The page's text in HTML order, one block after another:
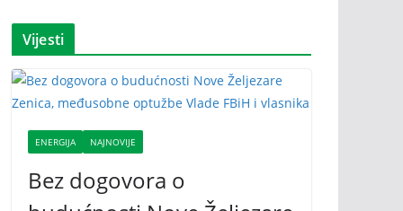
Vijesti
ENERGIJA NAJNOVIJE
Bez dogovora o